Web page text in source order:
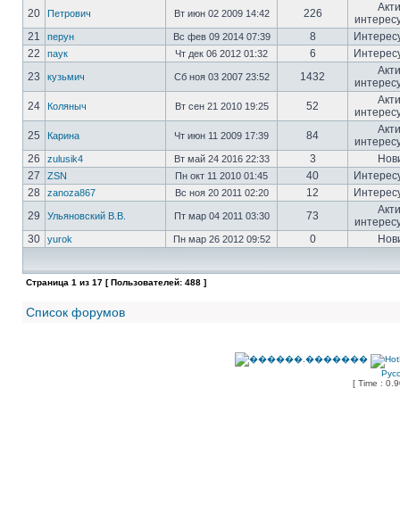
20
Петрович Вт июн 02 2009 14:42 226
21
перун Вс фев 09 2014 07:39 8
22
паук Чт дек 06 2012 01:32 6
23
кузьмич Сб ноя 03 2007 23:52 1432
24
Коляныч Вт сен 21 2010 19:25 52
25
Карина Чт июн 11 2009 17:39 84
26
zulusik4 Вт май 24 2016 22:33 3
27
ZSN Пн окт 11 2010 01:45 40
28
zanoza867 Вс ноя 20 2011 02:20 12
29
Ульяновский В.В. Пт мар 04 2011 03:30 73
30
yurok Пн мар 26 2012 09:52 0
Страница 1 из 17 [ Пользователей: 488 ]
Список форумов
[ Time :